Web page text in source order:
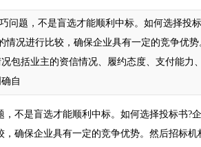
题，不是盲选才能顺利中标。如何选择投
况进行比较，确保企业具有一定的竞争优
业主的资信情况、履约态度、支付能力
自
不是盲选才能顺利中标。如何选择投标书?
确保企业具有一定的竞争优势。然后招标机